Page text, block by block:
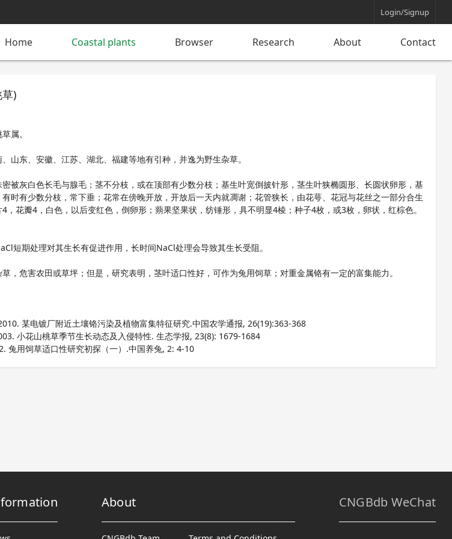
Login/Signup
Home Coastal plants Browser Research About Contact
)
属。
山东、安徽、江苏、湖北、福建等地有引种，并逸为野生杂草。
被灰白色长毛与腺毛；茎不分枝，或在顶部有少数分枝；基生叶宽倒披针形，茎生叶狭椭圆形、长圆状卵形，基
时有少数分枝，常下垂；花常在傍晚开放，开放后一天内就凋谢；花管狭长，由花萼、花冠与花丝之一部分合生
，花瓣4，白色，以后变红色，倒卵形；蒴果坚果状，纺锤形，具不明显4棱；种子4枚，或3枚，卵状，红棕色。
短期处理对其生长有促进作用，长时间NaCl处理会导致其生长受阻。
，危害农田或草坪；但是，研究表明，茎叶适口性好，可作为兔用饲草；对重金属铬有一定的富集能力。
某电镀厂附近土壤铬污染及植物富集特征研究.中国农学通报, 26(19):363-368
小花山桃草季节生长动态及入侵特性. 生态学报, 23(8): 1679-1684
兔用饲草适口性研究初探（一）.中国养兔, 2: 4-10
About CNGBdb WeChat